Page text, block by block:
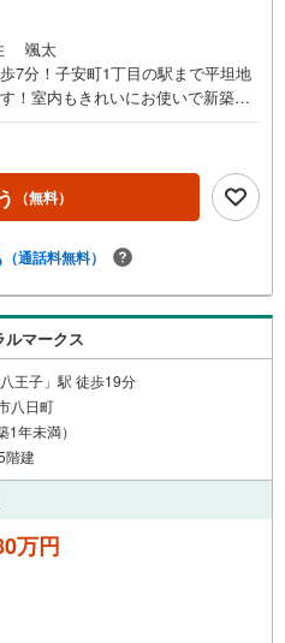
颯太
7分！子安町1丁目の駅まで平坦地
！室内もきれいにお使いで新築同
頂けます
（無料）
（通話料無料）
ルマークス
王子」駅 徒歩19分
八日町
年未満）
階建
万円